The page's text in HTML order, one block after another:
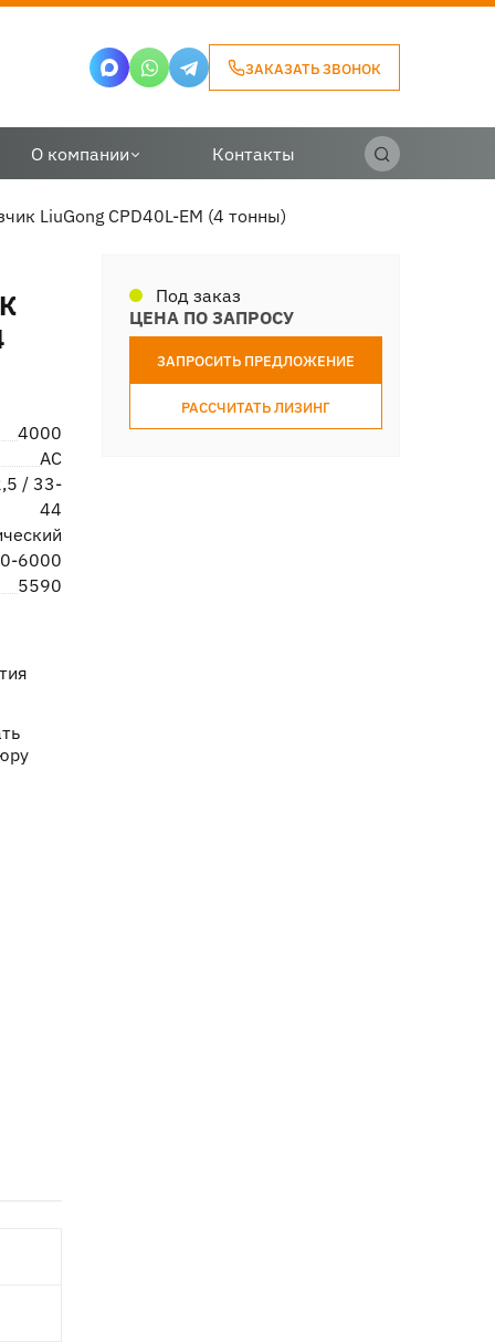
ЗАКАЗАТЬ ЗВОНОК
О компании Контакты
LiuGong CPD40L-EM (4 тонны)
4000
AC
/ 33-
44
6000
5590
Под заказ
ЦЕНА ПО ЗАПРОСУ
ЗАПРОСИТЬ ПРЕДЛОЖЕНИЕ
РАССЧИТАТЬ ЛИЗИНГ